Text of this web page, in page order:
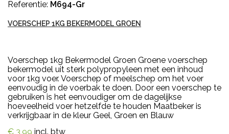
Referentie: M694-Gr
VOERSCHEP 1KG BEKERMODEL GROEN
Voerschep 1kg Bekermodel Groen Groene voerschep
bekermodel uit sterk polypropyleen met een inhoud
voor 1kg voer. Voerschep of meelschep om het voer
eenvoudig in de voerbak te doen. Door een voerschep te
gebruiken is het eenvoudiger om de dagelijkse
hoeveelheid voer hetzelfde te houden Maatbeker is
verkrijgbaar in de kleur Geel, Groen en Blauw
€ 3,99 incl. btw